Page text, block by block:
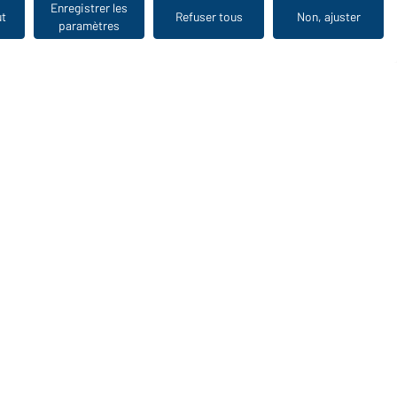
Vu en dernier
Enregistrer les
paramètres
Refuser tous Non, ajuster